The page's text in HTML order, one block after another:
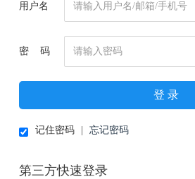
用户名
密 码
登 录
记住密码 忘记密码
第三方快速登录